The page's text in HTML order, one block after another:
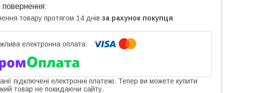
товару протягом 14 днів за рахунок покупця
підключені електронні платежі. Тепер ви можете купити
товар не покидаючи сайту.